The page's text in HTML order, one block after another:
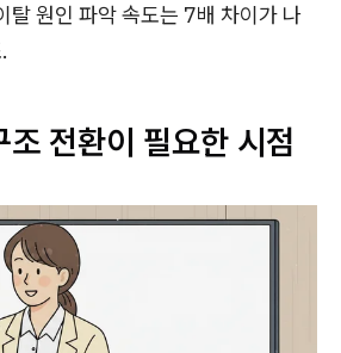
원인 파악 속도는 7배 차이가 나
전환이 필요한 시점